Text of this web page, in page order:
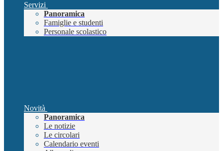
Servizi
Panoramica
Famiglie e studenti
Personale scolastico
Novità
Panoramica
Le notizie
Le circolari
Calendario eventi